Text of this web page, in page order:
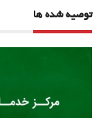
توصیه شده ها